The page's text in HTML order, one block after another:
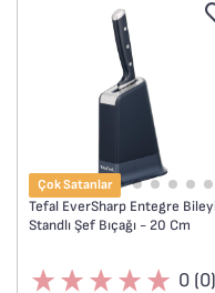
Çok Satanlar
Tefal EverSharp Entegre
Standlı Şef Bıçağı - 20 Cm
0 (0)